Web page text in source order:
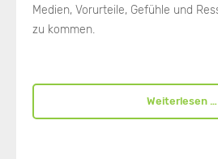
Medien, Vorurteile, Gefühle und
zu kommen.
Weiterlesen …